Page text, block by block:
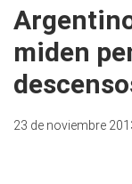
miden
23 de noviembre